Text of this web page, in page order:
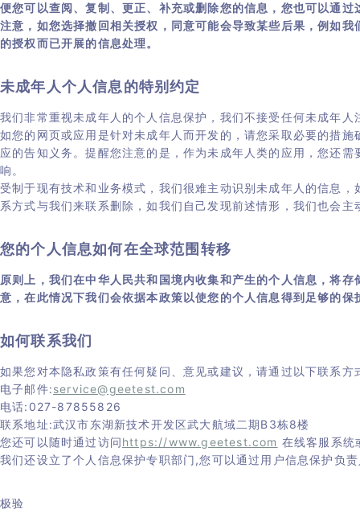
便您可以查阅、复制、更正、补充或删除您的信息，您也可以通
注意，如您选择撤回相关授权，同意可能会导致某些后果，例如
的授权而已开展的信息处理。
未成年人个人信息的特别约定
我们非常重视未成年人的个人信息保护，我们不接受任何未成年人
如您的网页或应用是针对未成年人而开发的，请您采取必要的措
应的告知义务。提醒您注意的是，作为未成年人类的应用，您还
响。
受制于现有技术和业务模式，我们很难主动识别未成年人的信息
系方式与我们来联系删除，如我们自己发现前述情形，我们也会主
您的个人信息如何在全球范围转移
原则上，我们在中华人民共和国境内收集和产生的个人信息，将
意，在此情况下我们会依据本政策以使您的个人信息得到足够的保
如何联系我们
如果您对本隐私政策有任何疑问、意见或建议，请通过以下联系方
电子邮件:service@geetest.com
电话:027-87855826
联系地址:武汉市东湖新技术开发区武大航域二期B3栋8楼
您还可以随时通过访问https://www.geetest.com 在线客服系统
我们还设立了个人信息保护专职部门,您可以通过用户信息保护负
极验